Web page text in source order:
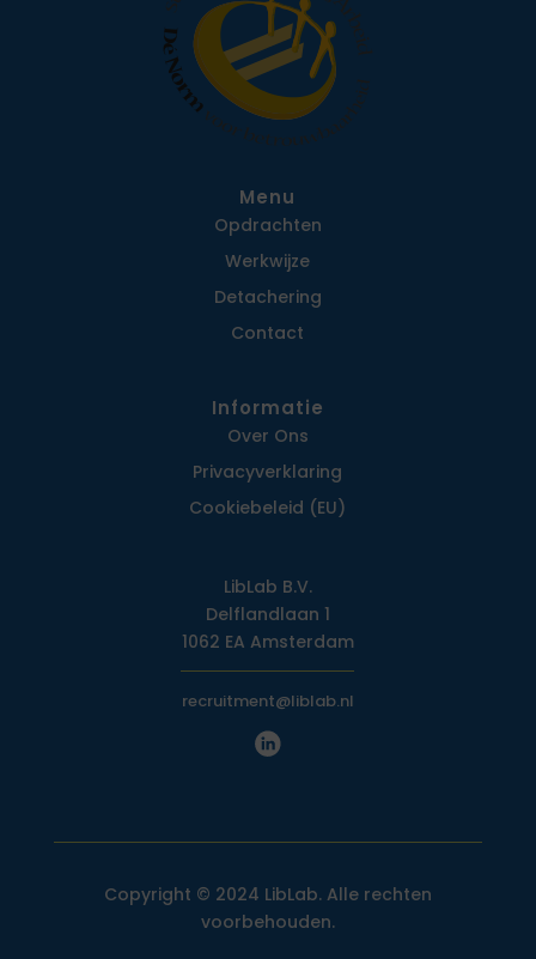
Menu
Opdrachten
Werkwijze
Detachering
Contact
Informatie
Over Ons
Privacy­verklaring
Cookiebeleid (EU)
LibLab B.V.
Delflandlaan 1
1062 EA Amsterdam
recruitment@liblab.nl
Copyright © 2024 LibLab. Alle rechten
voorbehouden.